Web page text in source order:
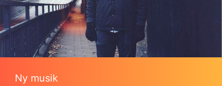
Ny musik